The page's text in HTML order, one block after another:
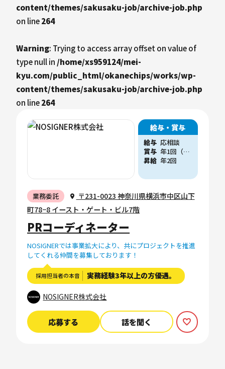
content/themes/sakusaku-job/archive-job.php
on line264
Warning: Trying to access array offset on value of
type null in /home/xs959124/mei-
kyu.com/public_html/okanechips/works/wp-
content/themes/sakusaku-job/archive-job.php
on line264
給与・賞与
給与 応相談
賞与
年1回（他、会社業績に応じた賞与支給実績あり）
昇給 年2回
業務委託
〒231-0023 神奈川県横浜市中区山下
町78−8 イースト・ゲート・ビル7階
PRコーディネーター
NOSIGNERでは事業拡大により、共にプロジェクトを推進
してくれる仲間を募集しております！
採用担当者の本音 実務経験3年以上の方優遇。
NOSIGNER株式会社
応募する 話を聞く